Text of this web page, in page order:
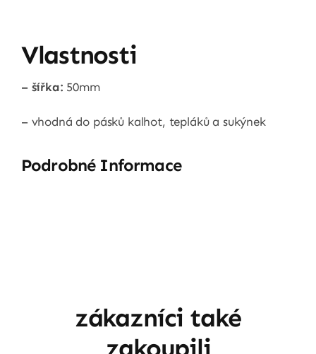
Vlastnosti
– šířka: 50mm
– vhodná do pásků kalhot, tepláků a sukýnek
Podrobné Informace
zákazníci také